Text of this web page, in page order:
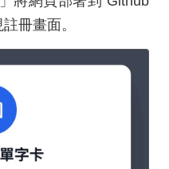
冊畫面。